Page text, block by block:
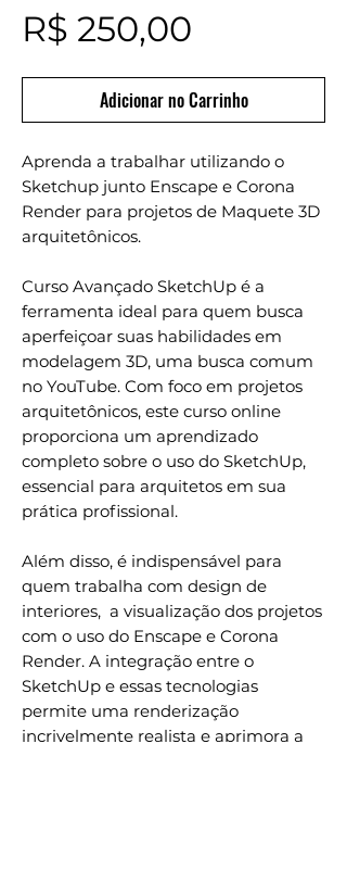
R$ 250,00
Adicionar no Carrinho
Aprenda a trabalhar utilizando o
Sketchup junto Enscape e Corona
Render para projetos de Maquete 3D
arquitetônicos.
Curso Avançado SketchUp é a
ferramenta ideal para quem busca
aperfeiçoar suas habilidades em
modelagem 3D, uma busca comum
no YouTube. Com foco em projetos
arquitetônicos, este curso online
proporciona um aprendizado
completo sobre o uso do SketchUp,
essencial para arquitetos em sua
prática profissional.
Além disso, é indispensável para
quem trabalha com design de
interiores, a visualização dos projetos
com o uso do Enscape e Corona
Render. A integração entre o
SketchUp e essas tecnologias
permite uma renderização
incrivelmente realista e aprimora a